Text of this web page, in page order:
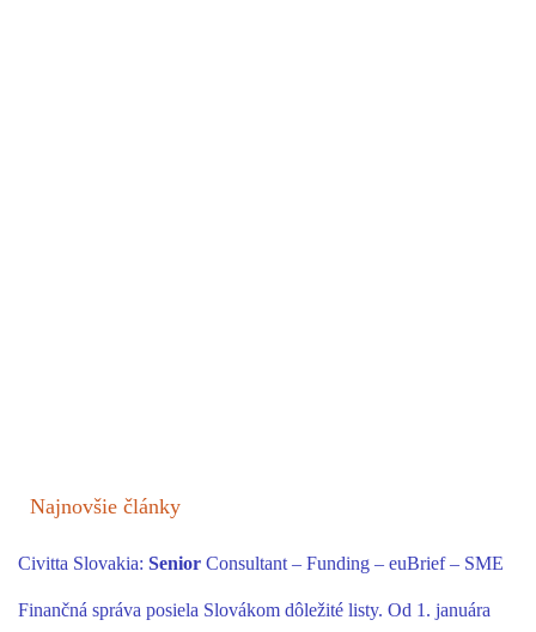
Najnovšie články
Civitta Slovakia: Senior Consultant – Funding – euBrief – SME
Finančná správa posiela Slovákom dôležité listy. Od 1. januára